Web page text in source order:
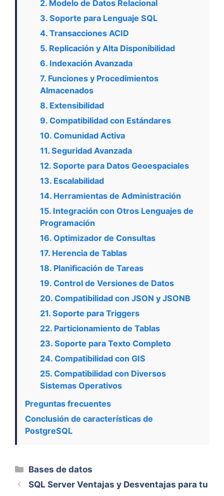
2. Modelo de Datos Relacional
3. Soporte para Lenguaje SQL
4. Transacciones ACID
5. Replicación y Alta Disponibilidad
6. Indexación Avanzada
7. Funciones y Procedimientos
Almacenados
8. Extensibilidad
9. Compatibilidad con Estándares
10. Comunidad Activa
11. Seguridad Avanzada
12. Soporte para Datos Geoespaciales
13. Escalabilidad
14. Herramientas de Administración
15. Integración con Otros Lenguajes de
Programación
16. Optimizador de Consultas
17. Herencia de Tablas
18. Planificación de Tareas
19. Control de Versiones de Datos
20. Compatibilidad con JSON y JSONB
21. Soporte para Triggers
22. Particionamiento de Tablas
23. Soporte para Texto Completo
24. Compatibilidad con GIS
25. Compatibilidad con Diversos
Sistemas Operativos
Preguntas frecuentes
Conclusión de características de
PostgreSQL
Categorías
Bases de datos
SQL Server Ventajas y Desventajas para tu